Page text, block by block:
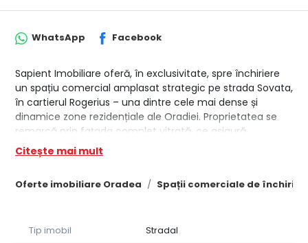
Oferte imobiliare Oradea Spații comerciale de închiriat
WhatsApp Facebook
Sapient Imobiliare oferă, în exclusivitate, spre închiriere
un spațiu comercial amplasat strategic pe strada Sovata,
în cartierul Rogerius – una dintre cele mai dense și
dinamice zone rezidențiale ale Oradiei. Proprietatea se
remarcă prin fațada complet vitrată, ce asigură
vizibilitate excelentă și expunere către fluxul intens de
pietoni și trafic auto. În imediata proximitate se regăsesc
Image, Fornetti, dar și un punct Digi, ceea ce garantează
Prețul de închiriere este de 990 EUR + TVA, negociabil.
Citește mai mult
Tip imobil Stradal